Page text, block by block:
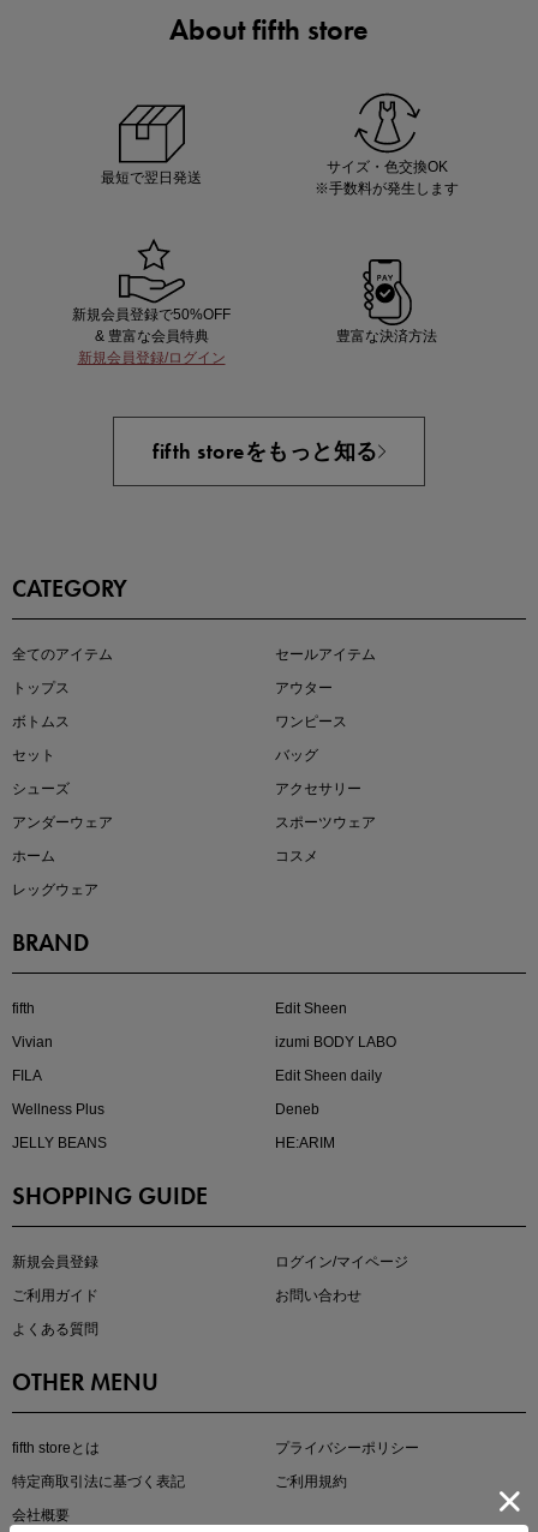
買えば買うほどお得! 最大半額クーポン
近日販売のアイテムを先見せ
真夏のオフィスカジュアル
About fifth store
最短で翌日発送
サイズ・色交換OK
※手数料が発生します
新規会員登録で50%OFF
& 豊富な会員特典
新規会員登録/ログイン
豊富な決済方法
fifth storeをもっと知る
CATEGORY
全てのアイテム
セールアイテム
トップス
アウター
ボトムス
ワンピース
セット
バッグ
シューズ
アクセサリー
アンダーウェア
スポーツウェア
ホーム
コスメ
レッグウェア
BRAND
fifth
Edit Sheen
Vivian
izumi BODY LABO
FILA
Edit Sheen daily
Wellness Plus
Deneb
JELLY BEANS
HE:ARIM
SHOPPING GUIDE
新規会員登録
ログイン/マイページ
ご利用ガイド
お問い合わせ
よくある質問
OTHER MENU
fifth storeとは
プライバシーポリシー
特定商取引法に基づく表記
ご利用規約
会社概要